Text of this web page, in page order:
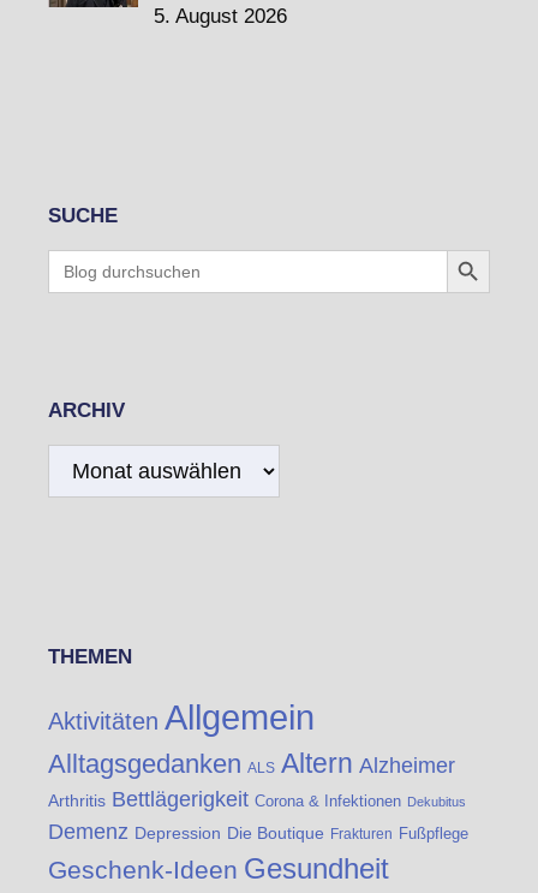
5. August 2026
SUCHE
Search
for:
Search Button
ARCHIV
THEMEN
Aktivitäten Allgemein
Alltagsgedanken ALS Altern Alzheimer
Arthritis Bettlägerigkeit Corona & Infektionen Dekubitus
Demenz Depression Die Boutique Frakturen Fußpflege
Geschenk-Ideen Gesundheit